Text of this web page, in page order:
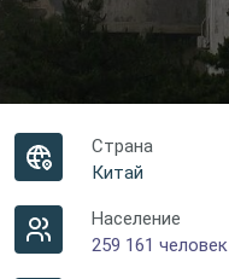
Страна
Китай
Население
259 161 человек